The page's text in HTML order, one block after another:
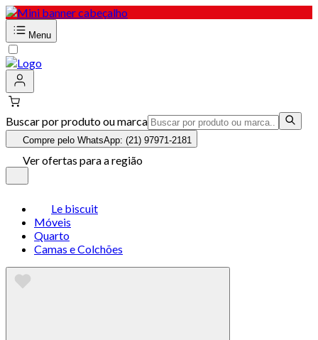
Menu
Buscar por produto ou marca
Compre pelo WhatsApp: (21) 97971-2181
Ver ofertas para a região
Le biscuit
Móveis
Quarto
Camas e Colchões